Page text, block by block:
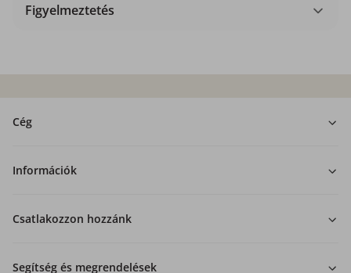
Figyelmeztetés
Cég
Információk
Csatlakozzon hozzánk
Segítség és megrendelések